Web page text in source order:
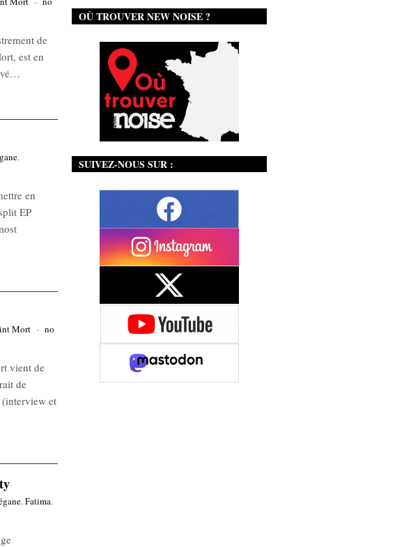
de
est en
,
en
EP
Mort - no
vient de
de
et
,Fatima,
OÙ TROUVER NEW NOISE ?
SUIVEZ-NOUS SUR :